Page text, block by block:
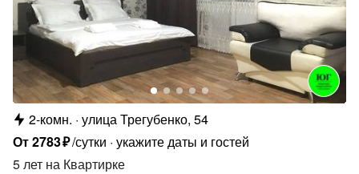
2-комн. улица Трегубенко, 54
От2783₽/сутки укажите даты и гостей
5 лет на Квартирке